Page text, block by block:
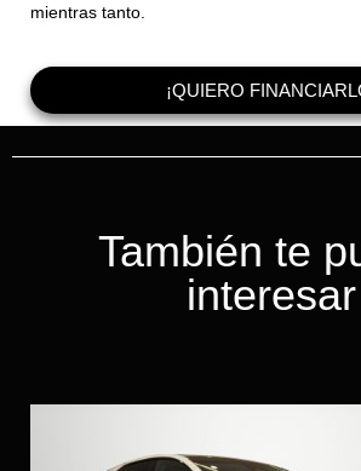
mientras tanto.
¡QUIERO
También te
interesar